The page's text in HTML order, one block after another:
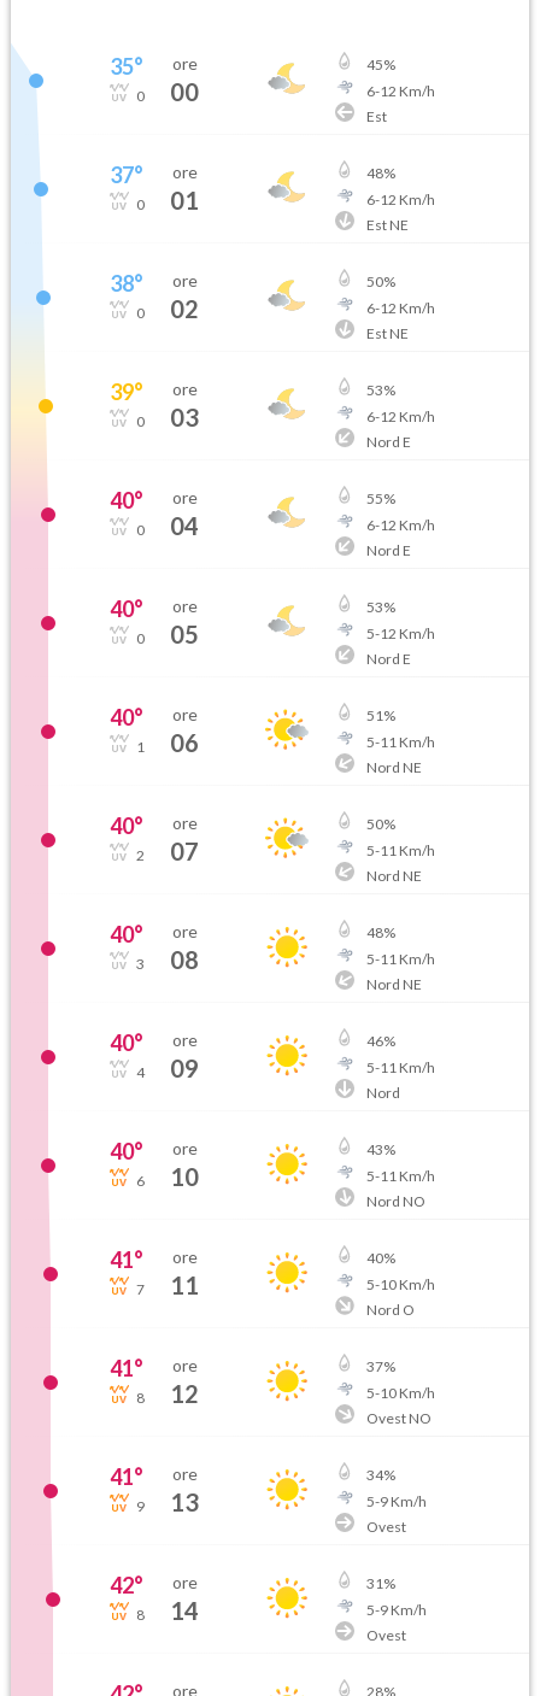
35°
0
ore
00
45%
6-12 Km/h
Est
37°
0
ore
01
48%
6-12 Km/h
Est NE
38°
0
ore
02
50%
6-12 Km/h
Est NE
39°
0
ore
03
53%
6-12 Km/h
Nord E
40°
0
ore
04
55%
6-12 Km/h
Nord E
40°
0
ore
05
53%
5-12 Km/h
Nord E
40°
1
ore
06
51%
5-11 Km/h
Nord NE
40°
2
ore
07
50%
5-11 Km/h
Nord NE
40°
3
ore
08
48%
5-11 Km/h
Nord NE
40°
4
ore
09
46%
5-11 Km/h
Nord
40°
6
ore
10
43%
5-11 Km/h
Nord NO
41°
7
ore
11
40%
5-10Km/h
Nord O
41°
8
ore
12
37%
5-10Km/h
Ovest NO
41°
9
ore
13
34%
5-9Km/h
Ovest
42°
8
ore
14
31%
5-9Km/h
Ovest
ore 28%